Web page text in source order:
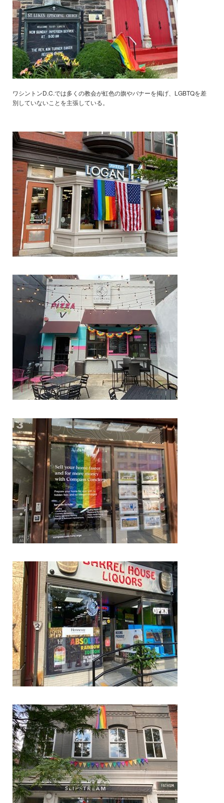
ワシントンD.C.では多くの教会が虹色の旗やバナーを掲げ、LGBTQを差
別していないことを主張している。